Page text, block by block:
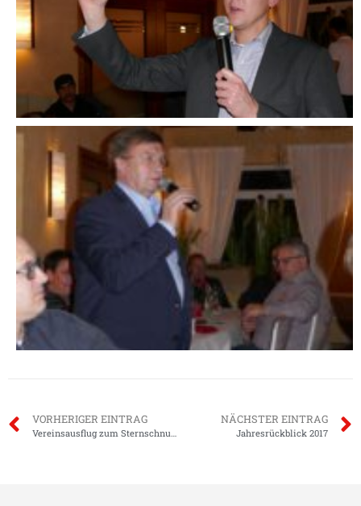
VORHERIGER EINTRAG
Vereinsausflug zum Sternschnuppenmarkt
NÄCHSTER EINTRAG
Jahresrückblick 2017